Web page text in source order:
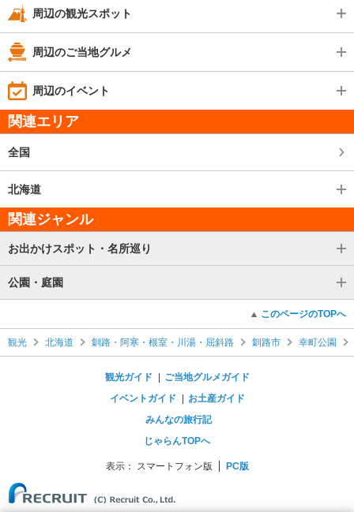
周辺の観光スポット
周辺のご当地グルメ
周辺のイベント
関連エリア
全国
北海道
関連ジャンル
お出かけスポット・名所巡り
公園・庭園
このページのTOPへ
観光 北海道 釧路・阿寒・根室・川湯・屈斜路 釧路市 幸町公園
観光ガイド
ご当地グルメガイド
イベントガイド
お土産ガイド
みんなの旅行記
じゃらんTOPへ
表示： スマートフォン版 PC版